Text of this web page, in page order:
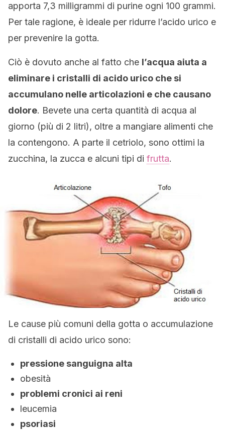
apporta 7,3 milligrammi di purine ogni 100 grammi.
Per tale ragione, è ideale per ridurre l’acido urico e
per prevenire la gotta.
Ciò è dovuto anche al fatto che l’acqua aiuta a
eliminare i cristalli di acido urico che si
accumulano nelle articolazioni e che causano
dolore. Bevete una certa quantità di acqua al
giorno (più di 2 litri), oltre a mangiare alimenti che
la contengono. A parte il cetriolo, sono ottimi la
zucchina, la zucca e alcuni tipi di frutta.
Le cause più comuni della gotta o accumulazione
di cristalli di acido urico sono:
pressione sanguigna alta
obesità
problemi cronici ai reni
leucemia
psoriasi